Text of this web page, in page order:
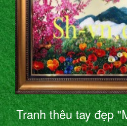
Tranh thêu tay đẹp